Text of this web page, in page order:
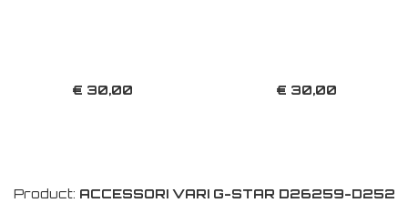
€ 30,00 € 30,00
Product: ACCESSORI VARI G-STAR D26259-D252